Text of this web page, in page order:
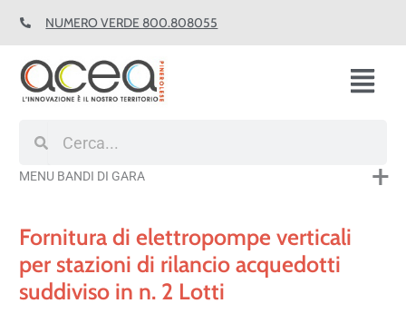
NUMERO VERDE 800.808055
MENU BANDI DI GARA
Fornitura di elettropompe verticali
per stazioni di rilancio acquedotti
suddiviso in n. 2 Lotti